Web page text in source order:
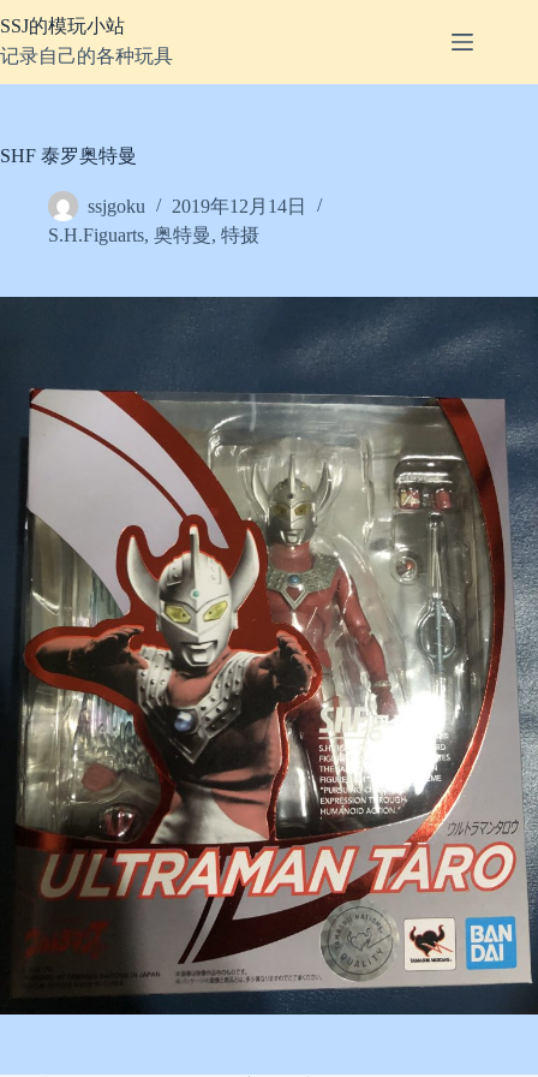
至
内
容
SSJ的模玩小站
记录自己的各种玩具
SHF 泰罗奥特曼
ssjgoku
2019年12月14日
S.H.Figuarts, 奥特曼, 特摄